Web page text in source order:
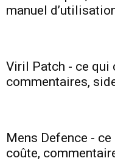
manuel
Viril Patch - ce qui
commentaires,
Mens Defence -
coûte,